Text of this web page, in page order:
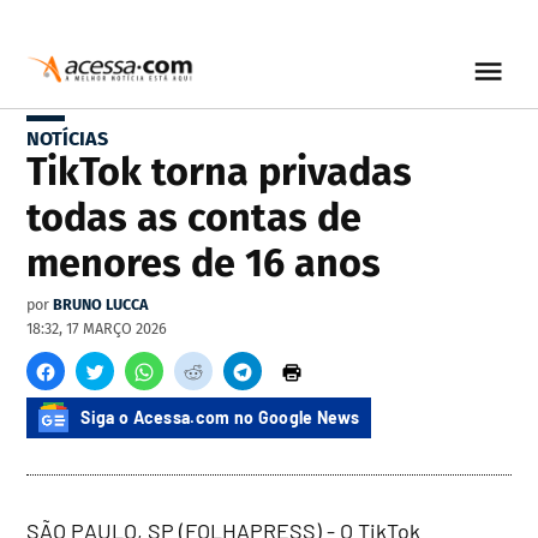
NOTÍCIAS
TikTok torna privadas
todas as contas de
menores de 16 anos
por BRUNO LUCCA
18:32, 17 MARÇO 2026
Siga o Acessa.com no Google News
SÃO PAULO, SP (FOLHAPRESS) - O TikTok